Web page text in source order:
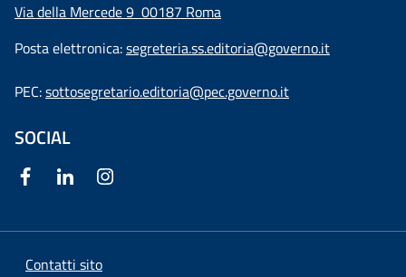
Via della Mercede 9 00187 Roma
Posta elettronica:segreteria.ss.editoria@governo.it
PEC:sottosegretario.editoria@pec.governo.it
SOCIAL
Contatti sito